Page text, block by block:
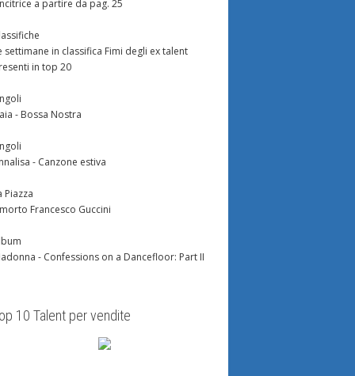
a partire da pag. 25
settimane in classifica Fimi degli ex talent
in top 20
- Bossa Nostra
- Canzone estiva
Piazza
Francesco Guccini
- Confessions on a Dancefloor: Part II
10 Talent per vendite